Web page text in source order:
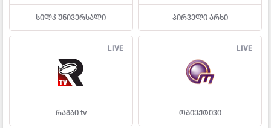
სილკ უნივერსალი პირველი არხი
LIVE
რაგბი tv
LIVE
ობიექტივი